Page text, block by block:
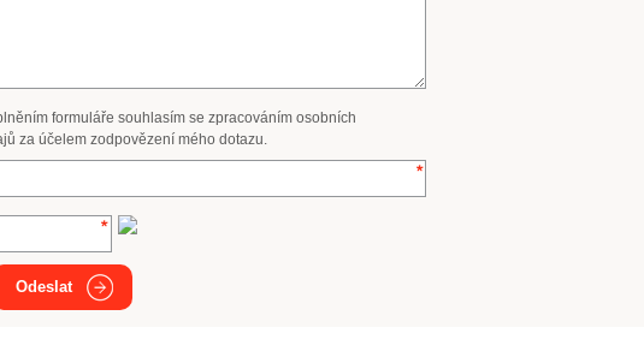
formuláře souhlasím se zpracováním osobních
za účelem zodpovězení mého dotazu.
Odeslat